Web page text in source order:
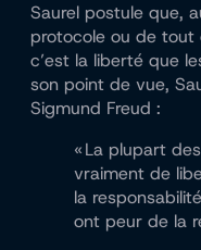
Saurel postule que,
protocole ou de tout
c’est la liberté que
son point de vue,
Sigmund Freud :
« La plupart
vraiment de
la
ont peur de la